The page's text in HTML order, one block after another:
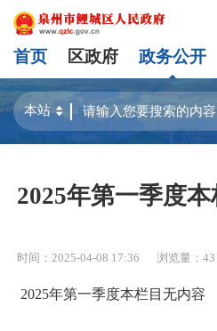
首页 区政府 政务公开
2025年第一季度
时间：2025-04-08 17:36 浏览量： 43
2025年第一季度本栏目无内容